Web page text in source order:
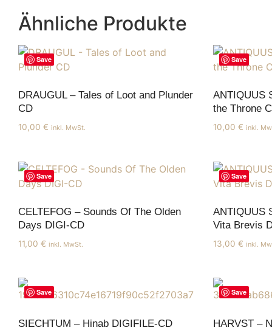
Ähnliche Produkte
Save
DRAUGUL – Tales of Loot and Plunder
CD
10,00 € inkl. MwSt.
Save
ANTIQUUS
the Throne
10,00 € inkl.
Save
CELTEFOG – Sounds Of The Olden
Days DIGI-CD
11,00 € inkl. MwSt.
Save
ANTIQUUS
Vita Brevis
13,00 € inkl.
Save
SIECHTUM – Hinab DIGIFILE-CD
Save
HARVST –